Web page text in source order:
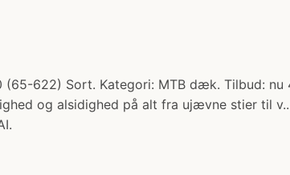
622) Sort. Kategori: MTB dæk. Tilbud: nu
og alsidighed på alt fra ujævne stier til